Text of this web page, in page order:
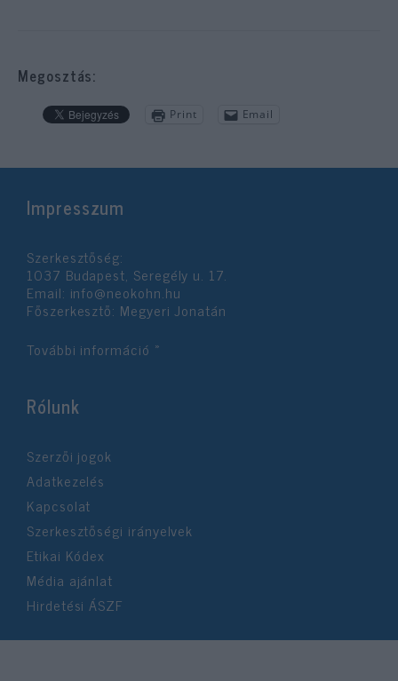
Megosztás:
Print Email
Impresszum
Szerkesztőség:
1037 Budapest, Seregély u. 17.
Email: info@neokohn.hu
Főszerkesztő: Megyeri Jonatán
További információ »
Rólunk
Szerzői jogok
Adatkezelés
Kapcsolat
Szerkesztőségi irányelvek
Etikai Kódex
Média ajánlat
Hirdetési ÁSZF